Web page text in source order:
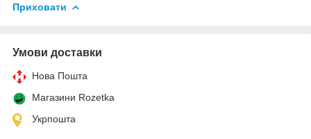
Приховати
Умови доставки
Нова Пошта
Магазини Rozetka
Укрпошта